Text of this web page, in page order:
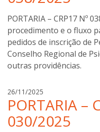
t
t
i
n
i
PORTARIA – CRP17 Nº
procedimento e o fluxo
pedidos de inscrição de
Conselho Regional de
outras providências.
26/11/2025
n
a
b
PORTARIA –
030/2025